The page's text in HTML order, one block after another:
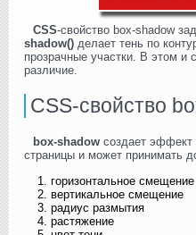
CSS-свойство box-shadow
shadow() делает тень по
прозрачные участки. В этом и
различие.
CSS-свойство
box-shadow создает эффект
страницы и может принимать
горизонтальное смещение
вертикальное смещение
радиус размытия
растяжение